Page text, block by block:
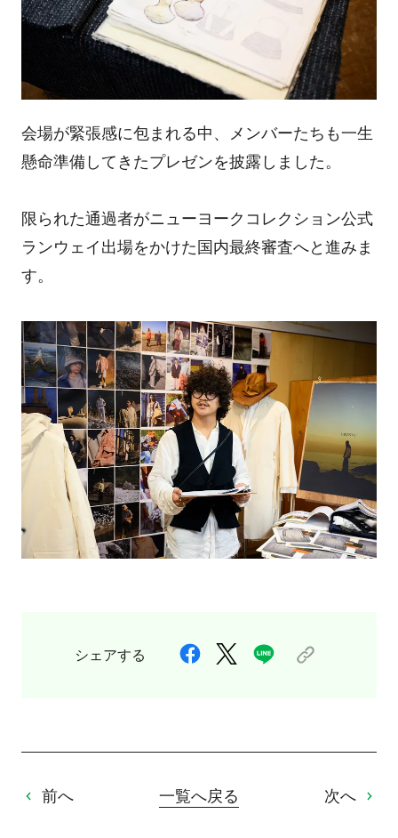
会場が緊張感に包まれる中、メンバーたちも一生
懸命準備してきたプレゼンを披露しました。
限られた通過者がニューヨークコレクション公式
ランウェイ出場をかけた国内最終審査へと進みま
す。
シェアする
前へ 一覧へ戻る 次へ